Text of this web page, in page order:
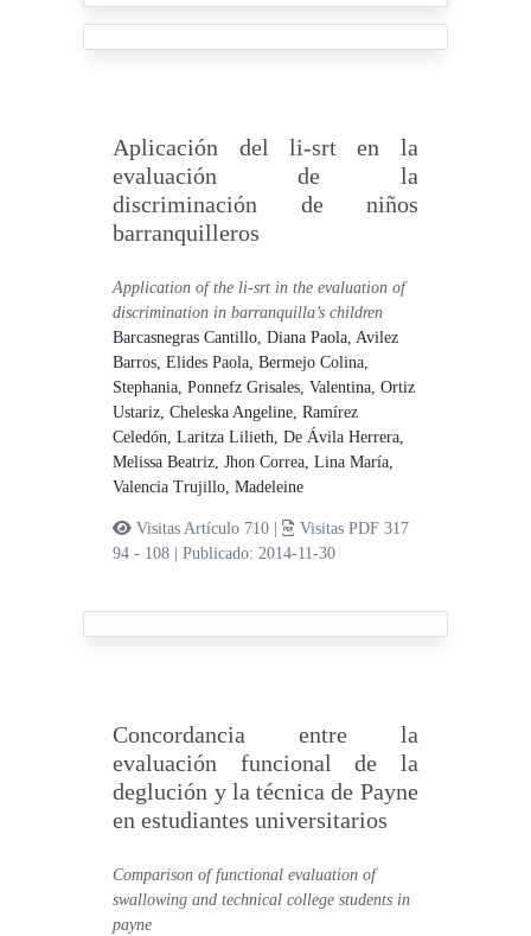
Aplicación del li-srt en la
evaluación de la
discriminación de niños
barranquilleros
Application of the li-srt in the evaluation of
discrimination in barranquilla’s children
Barcasnegras Cantillo, Diana Paola,Avilez
Barros, Elides Paola,Bermejo Colina,
Stephania,Ponnefz Grisales, Valentina,Ortiz
Ustariz, Cheleska Angeline,Ramírez
Celedón, Laritza Lilieth,De Ávila Herrera,
Melissa Beatriz,Jhon Correa, Lina María,
Valencia Trujillo, Madeleine
Visitas Artículo 710 |
Visitas PDF 317
94 - 108
|Publicado: 2014-11-30
Concordancia entre la
evaluación funcional de la
deglución y la técnica de Payne
en estudiantes universitarios
Comparison of functional evaluation of
swallowing and technical college students in
payne